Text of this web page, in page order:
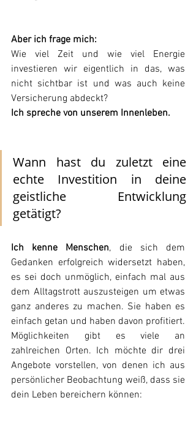
Aber ich frage mich:
Wie viel Zeit und wie viel Energie
investieren wir eigentlich in das, was
nicht sichtbar ist und was auch keine
Versicherung abdeckt?
Ich spreche von unserem Innenleben.
Wann hast du zuletzt eine
echte Investition in deine
geistliche Entwicklung
getätigt?
Ich kenne Menschen, die sich dem
Gedanken erfolgreich widersetzt haben,
es sei doch unmöglich, einfach mal aus
dem Alltagstrott auszusteigen um etwas
ganz anderes zu machen. Sie haben es
einfach getan und haben davon profitiert.
Möglichkeiten gibt es viele an
zahlreichen Orten. Ich möchte dir drei
Angebote vorstellen, von denen ich aus
persönlicher Beobachtung weiß, dass sie
dein Leben bereichern können: